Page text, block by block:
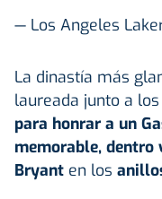
— Los Angeles
La dinastía más
laureada junto a
para honrar a un
memorable, dentro
Bryant en los